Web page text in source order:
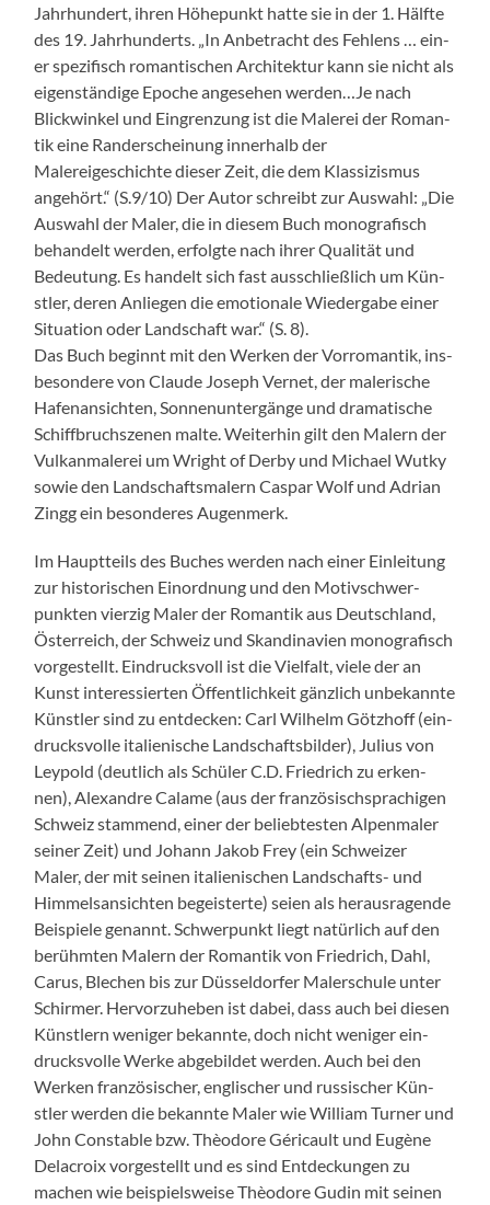
Jahrhun­dert, ihren Höhep­unkt hat­te sie in der 1. Hälfte
des 19. Jahrhun­derts. „In Anbe­tra­cht des Fehlens … ein­
er spez­i­fisch roman­tis­chen Architek­tur kann sie nicht als
eigen­ständi­ge Epoche ange­se­hen werden…Je nach
Blick­winkel und Ein­gren­zung ist die Malerei der Roman­
tik eine Ran­der­schei­n­ung inner­halb der
Malereigeschichte dieser Zeit, die dem Klas­sizis­mus
ange­hört.“ (S.9/10) Der Autor schreibt zur Auswahl: „Die
Auswahl der Maler, die in diesem Buch mono­grafisch
behan­delt wer­den, erfol­gte nach ihrer Qual­ität und
Bedeu­tung. Es han­delt sich fast auss­chließlich um Kün­
stler, deren Anliegen die emo­tionale Wieder­gabe ein­er
Sit­u­a­tion oder Land­schaft war.“ (S. 8).
Das Buch begin­nt mit den Werken der Vor­ro­man­tik, ins­
beson­dere von Claude Joseph Ver­net, der malerische
Hafe­nan­sicht­en, Son­nenun­tergänge und drama­tis­che
Schiff­bruch­szenen malte. Weit­er­hin gilt den Malern der
Vulka­n­malerei um Wright of Der­by und Michael Wutky
sowie den Land­schafts­malern Cas­par Wolf und Adri­an
Zingg ein beson­deres Augen­merk.
Im Haupt­teils des Buch­es wer­den nach ein­er Ein­leitung
zur his­torischen Einord­nung und den Motivschw­er­
punk­ten vierzig Maler der Roman­tik aus Deutsch­land,
Öster­re­ich, der Schweiz und Skan­di­navien mono­grafisch
vorgestellt. Ein­drucksvoll ist die Vielfalt, viele der an
Kun­st inter­essierten Öffentlichkeit gän­zlich unbekan­nte
Kün­stler sind zu ent­deck­en: Carl Wil­helm Götzhoff (ein­
drucksvolle ital­ienis­che Land­schafts­bilder), Julius von
Ley­pold (deut­lich als Schüler C.D. Friedrich zu erken­
nen), Alexan­dre Calame (aus der franzö­sis­chsprachi­gen
Schweiz stam­mend, ein­er der beliebtesten Alpen­maler
sein­er Zeit) und Johann Jakob Frey (ein Schweiz­er
Maler, der mit seinen ital­ienis­chen Land­schafts- und
Him­mel­san­sicht­en begeis­terte) seien als her­aus­ra­gende
Beispiele genan­nt. Schw­er­punkt liegt natür­lich auf den
berühmten Malern der Roman­tik von Friedrich, Dahl,
Carus, Blechen bis zur Düs­sel­dor­fer Maler­schule unter
Schirmer. Her­vorzuheben ist dabei, dass auch bei diesen
Kün­stlern weniger bekan­nte, doch nicht weniger ein­
drucksvolle Werke abge­bildet wer­den. Auch bei den
Werken franzö­sis­ch­er, englis­ch­er und rus­sis­ch­er Kün­
stler wer­den die bekan­nte Maler wie William Turn­er und
John Con­sta­ble bzw. Thèodore Géri­cault und Eugène
Delacroix vorgestellt und es sind Ent­deck­un­gen zu
machen wie beispiel­sweise Thèodore Gudin mit seinen